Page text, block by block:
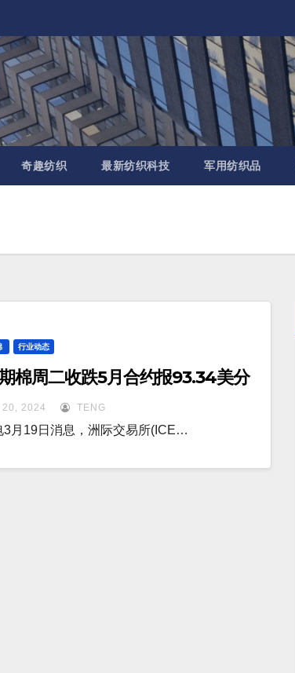
奇趣纺织 最新纺织科技 军用纺织品
行业动态
棉周二收跌5月合约报93.34美分
20, 2024 TENG
3月19日消息，洲际交易所(ICE…